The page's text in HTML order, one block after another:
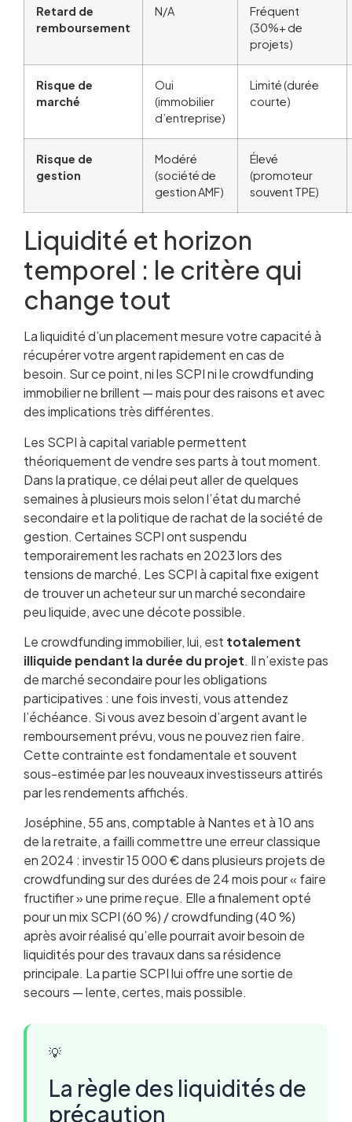
Retard de
remboursement
N/A
Fréquent
(30%+ de
projets)
Risque de
marché
Oui
(immobilier
d’entreprise)
Limité (durée
courte)
Risque de
gestion
Modéré
(société de
gestion AMF)
Élevé
(promoteur
souvent TPE)
Liquidité et horizon
temporel : le critère qui
change tout
La liquidité d’un placement mesure votre capacité à
récupérer votre argent rapidement en cas de
besoin. Sur ce point, ni les SCPI ni le crowdfunding
immobilier ne brillent — mais pour des raisons et avec
des implications très différentes.
Les SCPI à capital variable permettent
théoriquement de vendre ses parts à tout moment.
Dans la pratique, ce délai peut aller de quelques
semaines à plusieurs mois selon l’état du marché
secondaire et la politique de rachat de la société de
gestion. Certaines SCPI ont suspendu
temporairement les rachats en 2023 lors des
tensions de marché. Les SCPI à capital fixe exigent
de trouver un acheteur sur un marché secondaire
peu liquide, avec une décote possible.
Le crowdfunding immobilier, lui, est totalement
illiquide pendant la durée du projet. Il n’existe pas
de marché secondaire pour les obligations
participatives : une fois investi, vous attendez
l’échéance. Si vous avez besoin d’argent avant le
remboursement prévu, vous ne pouvez rien faire.
Cette contrainte est fondamentale et souvent
sous-estimée par les nouveaux investisseurs attirés
par les rendements affichés.
Joséphine, 55 ans, comptable à Nantes et à 10 ans
de la retraite, a failli commettre une erreur classique
en 2024 : investir 15 000 € dans plusieurs projets de
crowdfunding sur des durées de 24 mois pour « faire
fructifier » une prime reçue. Elle a finalement opté
pour un mix SCPI (60 %) / crowdfunding (40 %)
après avoir réalisé qu’elle pourrait avoir besoin de
liquidités pour des travaux dans sa résidence
principale. La partie SCPI lui offre une sortie de
secours — lente, certes, mais possible.
💡
La règle des liquidités de
précaution